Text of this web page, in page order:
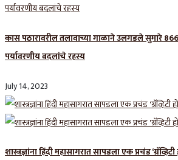
कास पठारावरील तलावाच्या गाळाने उलगडले सुमारे
पर्यावरणीय बदलांचे रहस्य
July 14, 2023
शास्त्रज्ञांना हिंदी महासागरात सापडला एक प्रचंड ‘ग्रॅव्हिटी